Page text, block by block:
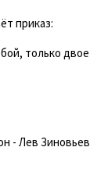
приказ:
только
- Лев